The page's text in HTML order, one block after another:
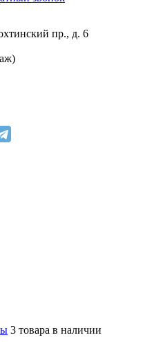
пр., д. 6
3 товара в наличии